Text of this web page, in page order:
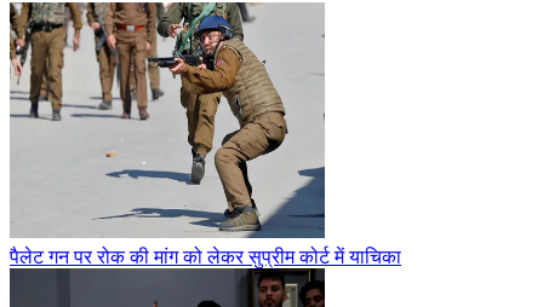
पैलेट गन पर रोक की मांग को लेकर सुप्रीम कोर्ट में याचिका